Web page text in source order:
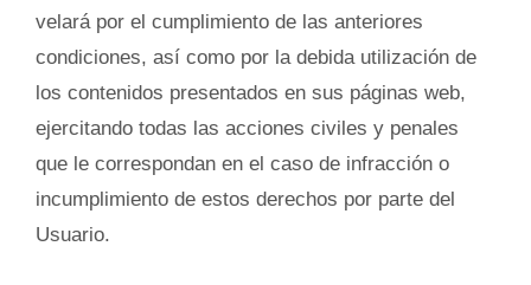
velará por el cumplimiento de las anteriores
condiciones, así como por la debida utilización de
los contenidos presentados en sus páginas web,
ejercitando todas las acciones civiles y penales
que le correspondan en el caso de infracción o
incumplimiento de estos derechos por parte del
Usuario.